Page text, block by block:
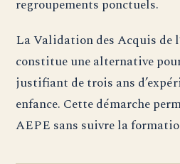
regroupements ponctuels.
La Validation des Acquis de
constitue une alternative
justifiant de trois ans
enfance. Cette démarche
AEPE sans suivre la